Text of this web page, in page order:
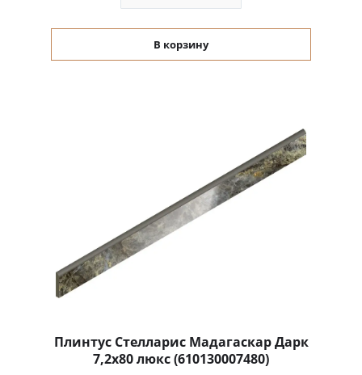
В корзину
Плинтус Стелларис Мадагаскар Дарк
7,2x80 люкс (610130007480)